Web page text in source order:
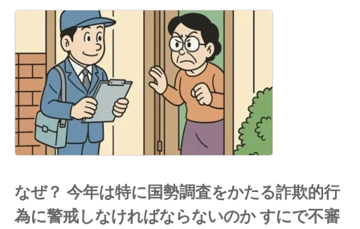
なぜ？ 今年は特に国勢調査をかたる詐欺的行
為に警戒しなければならないのか すにで不審